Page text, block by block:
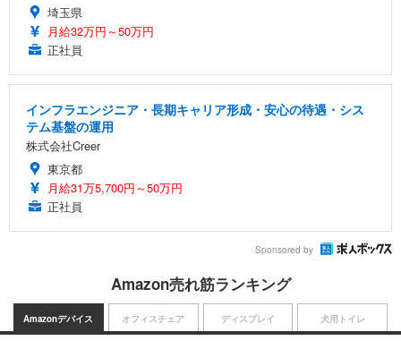
埼玉県
月給32万円～50万円
正社員
インフラエンジニア・長期キャリア形成・安心の待遇・シス
テム基盤の運用
株式会社Creer
東京都
月給31万5,700円～50万円
正社員
Sponsored by
Amazon売れ筋ランキング
Amazonデバイス オフィスチェア ディスプレイ 犬用トイレ